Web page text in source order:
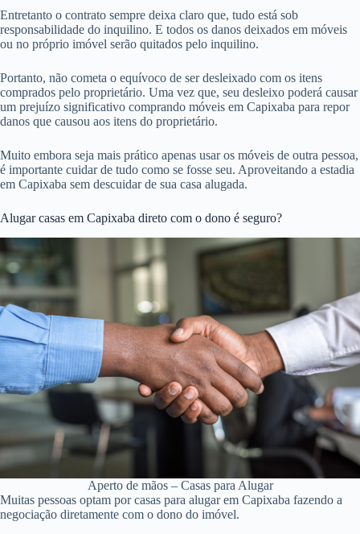
Entretanto o contrato sempre deixa claro que, tudo está sob
responsabilidade do inquilino. E todos os danos deixados em móveis
ou no próprio imóvel serão quitados pelo inquilino.
Portanto, não cometa o equívoco de ser desleixado com os itens
comprados pelo proprietário. Uma vez que, seu desleixo poderá causar
um prejuízo significativo comprando móveis em Capixaba para repor
danos que causou aos itens do proprietário.
Muito embora seja mais prático apenas usar os móveis de outra pessoa,
é importante cuidar de tudo como se fosse seu. Aproveitando a estadia
em Capixaba sem descuidar de sua casa alugada.
Alugar casas em Capixaba direto com o dono é seguro?
Aperto de mãos – Casas para Alugar
Muitas pessoas optam por casas para alugar em Capixaba fazendo a
negociação diretamente com o dono do imóvel.